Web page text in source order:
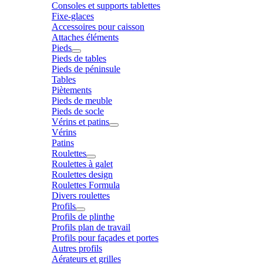
Consoles et supports tablettes
Fixe-glaces
Accessoires pour caisson
Attaches éléments
Pieds
Pieds de tables
Pieds de péninsule
Tables
Piètements
Pieds de meuble
Pieds de socle
Vérins et patins
Vérins
Patins
Roulettes
Roulettes à galet
Roulettes design
Roulettes Formula
Divers roulettes
Profils
Profils de plinthe
Profils plan de travail
Profils pour façades et portes
Autres profils
Aérateurs et grilles